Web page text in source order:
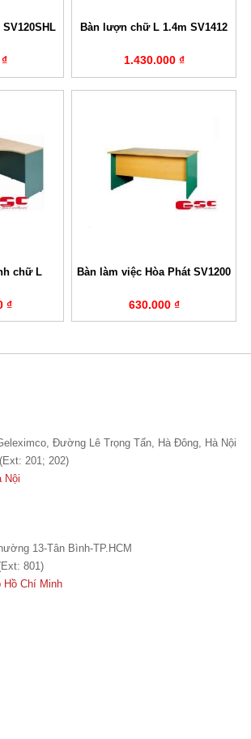
Bàn lượn chữ L 1.4m SV1412
1.430.000 ₫
chữ L
₫
Bàn làm việc Hòa Phát SV1200
630.000 ₫
Đường Lê Trọng Tấn, Hà Đông, Hà Nội
201; 202)
Nội
13-Tân Bình-TP.HCM
801)
Hồ Chí Minh